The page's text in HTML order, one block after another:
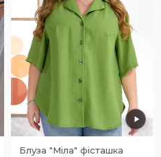
Блуза "Міла" фісташка